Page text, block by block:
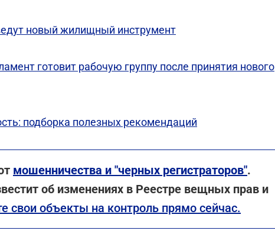
новый жилищный инструмент
готовит рабочую группу после принятия нового
подборка полезных рекомендаций
мошенничества и "черных регистраторов".
об изменениях в Реестре вещных прав и
свои объекты на контроль прямо сейчас.